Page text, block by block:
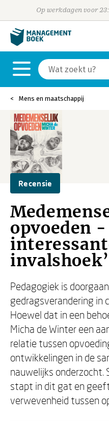
Op werkdagen voor
Mens en maatschappij
Recensie
opvoeden
invalshoek’
Pedagogiek is
gedragsverandering in
Hoewel dat in een
Micha de Winter een
relatie tussen
ontwikkelingen in de
nauwelijks onderzocht.
stapt in dit gat en
verwevenheid tussen